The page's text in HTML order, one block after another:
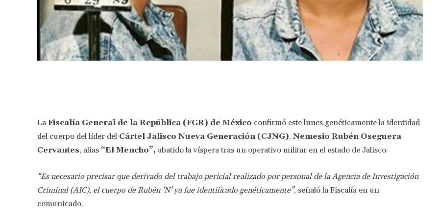
La Fiscalía General de la República (FGR) de México confirmó este lunes genéticamente la identidad
del cuerpo del líder del Cártel Jalisco Nueva Generación (CJNG), Nemesio Rubén Oseguera
Cervantes, alias “El Mencho”, abatido la víspera tras un operativo militar en el estado de Jalisco.
“Es necesario precisar que derivado del trabajo pericial realizado por personal de la Agencia de Investigación
Criminal (AIC), el cuerpo de Rubén ‘N’ ya fue identificado genéticamente”, señaló la Fiscalía en un
comunicado.